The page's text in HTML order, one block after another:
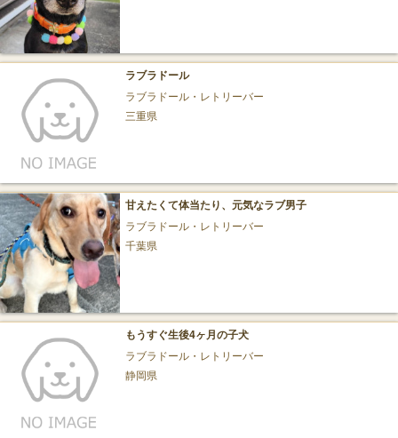
ラブラドール
ラブラドール・レトリーバー
三重県
甘えたくて体当たり、元気なラブ男子
ラブラドール・レトリーバー
千葉県
もうすぐ生後4ヶ月の子犬
ラブラドール・レトリーバー
静岡県